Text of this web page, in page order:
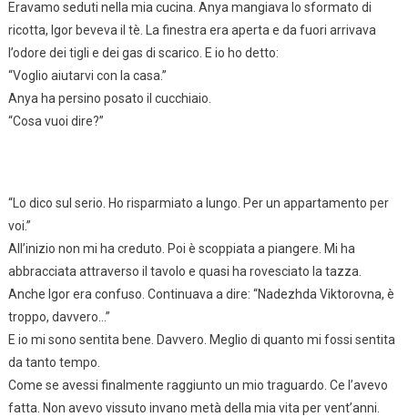
Eravamo seduti nella mia cucina. Anya mangiava lo sformato di
ricotta, Igor beveva il tè. La finestra era aperta e da fuori arrivava
l’odore dei tigli e dei gas di scarico. E io ho detto:
“Voglio aiutarvi con la casa.”
Anya ha persino posato il cucchiaio.
“Cosa vuoi dire?”
“Lo dico sul serio. Ho risparmiato a lungo. Per un appartamento per
voi.”
All’inizio non mi ha creduto. Poi è scoppiata a piangere. Mi ha
abbracciata attraverso il tavolo e quasi ha rovesciato la tazza.
Anche Igor era confuso. Continuava a dire: “Nadezhda Viktorovna, è
troppo, davvero…”
E io mi sono sentita bene. Davvero. Meglio di quanto mi fossi sentita
da tanto tempo.
Come se avessi finalmente raggiunto un mio traguardo. Ce l’avevo
fatta. Non avevo vissuto invano metà della mia vita per vent’anni.